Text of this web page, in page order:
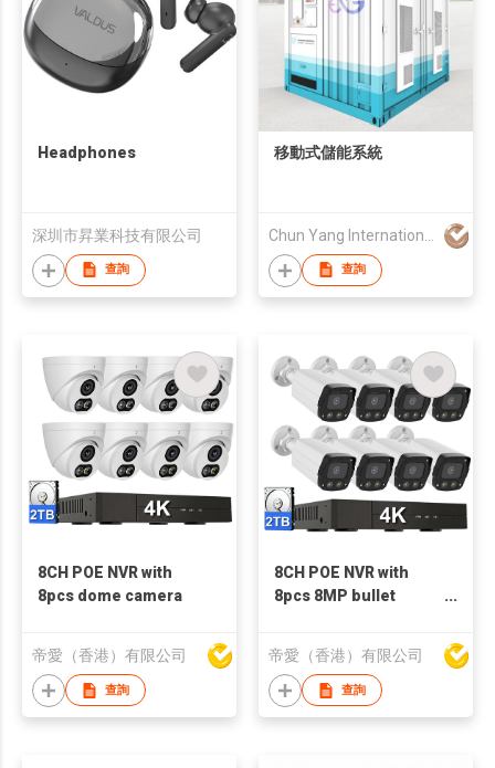
Headphones
深圳市昇業科技有限公司
查詢
移動式儲能系統
查詢
8CH POE NVR with
8pcs dome camera
帝愛（香港）有限公司
查詢
8CH POE NVR with
8pcs 8MP bullet
帝愛（香港）有限公司
查詢